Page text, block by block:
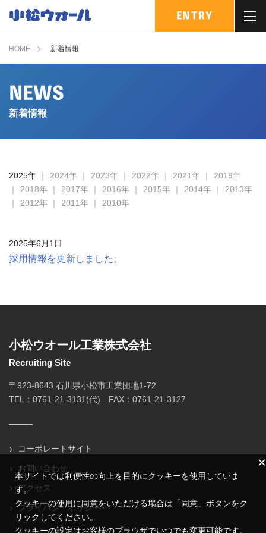
ENTRY
HOME 新着情報
NEWS
新着情報
2025年 2024年 2023年 2022年 2021年
2019年
2018年
2017年 2016年 2015年 2014年
2013年
2012年
2011年 2010年
2025年6月1日
採用情報を更新しました。
小松ウオール工業株式会社
Recruiting Site
〒923-8643 石川県小松市工業団地1-72
TEL：0761-21-3131(代) FAX：0761-21-3127
コーポレートサイト
お問い合わせ
アクセス
プライバシーポリシー
本サイトでは利便性の向上を目的にクッキーを使用していま
す。
クッキーの使用に同意をいただける場合は「同意」ボタンをク
リックしてください。
クッキーの設定はお客様のブラウザでいつでも変更可能です。
×